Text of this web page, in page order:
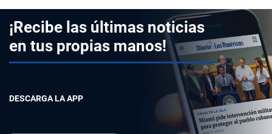
¡Recibe las últimas noticias
en tus propias manos!
DESCARGA LA APP